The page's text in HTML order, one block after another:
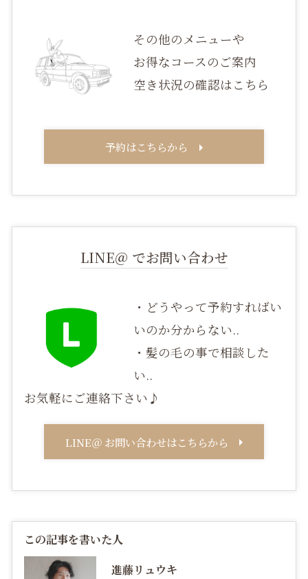
その他のメニューや
お得なコースのご案内
空き状況の確認はこちら
予約はこちらから
LINE＠ でお問い合わせ
・どうやって予約すればい
いのか分からない..
・髪の毛の事で相談した
い..
お気軽にご連絡下さい♪
LINE＠ お問い合わせはこちらから
この記事を書いた人
進藤リュウキ